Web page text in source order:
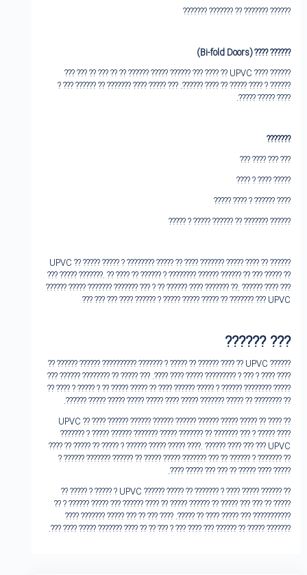
?????? ??????? ?? ????‌??? ???????
???‌??? ????
(Bi-fold Doors)
???‌??? ???? UPVC ?? ???? ??? ????‌?? ????? ???‌??? ?? ?? ??? ?? ??? ???
??‌???? ? ???? ????? ?? ???? ??‌????. ??? ???‌?? ???? ??????? ?? ?????? ??? ?
???? ????? ?????.
?????‌??
??? ??? ???? ???
????? ???? ? ????
???? ?????? ? ???? ?????
?????? ??????? ?? ?????? ????? ? ?????
???‌??? UPVC ?? ????? ????? ? ?????‌??? ????? ?? ???? ?????‌?? ????? ???? ??
??? ????? ??‌?????. ?? ???? ?? ?????? ? ?????‌??? ?????? ??‌???? ?? ??? ???‌?? ??
???‌??? ????? ??????? ??????? ??? ? ?? ?????? ???? ????‌??? ??. ?????? ???? ???
??? UPVC ??‌????? ?? ????? ????? ????? ? ?????? ???? ??? ??? ???
??? ??????
???‌??? UPVC ?? ???? ?????? ?? ????? ? ??????? ???????‌??? ?????? ????‌?? ??
???? ???? ? ??? ? ????????? ????? ???? ????. ??? ???‌?? ?? ?????‌??? ??‌???? ???
????? ????‌???? ?????? ? ????? ?????? ???? ?? ????? ????? ?? ? ????? ? ???? ??
?? ???????? ?? ????? ?????‌?? ????? ???? ????? ????? ????? ????? ??‌????.
?? ???? ?? ????? ????? ???‌??? UPVC ?? ???? ???‌??? ?????? ?????? ??????
??????? ? ????? ??‌???? ??????? ????? ??????? ?? ??????? ??? ? ????? ????
????? ?? ????? ? ?????? ????? ????? ????. ?????? ???? ??? ??? UPVC ?? ????
?? ?????‌?? ? ?????? ?? ??? ??‌????? ????? ????? ?? ?????? ??????? ?????? ?
????? ???? ????? ?? ??? ??? ????? ????.
?? ?????? ????? ???? ? ??????? ?? ????? ???‌??? UPVC ? ????? ? ????? ??
????? ?? ??? ??? ??‌??? ?? ?????? ????? ?? ???? ?????? ??? ????? ?????? ? ??
??????‌????? ??? ????? ???? ?? ?????. ???? ??? ?? ??? ????? ??????? ????
??????? ????? ?? ?????? ??? ???? ??? ? ??? ?? ?? ???? ??????? ????? ???? ???.